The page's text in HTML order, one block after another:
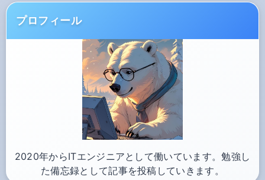
プロフィール
2020年からITエンジニアとして働いています。勉強し
た備忘録として記事を投稿していきます。